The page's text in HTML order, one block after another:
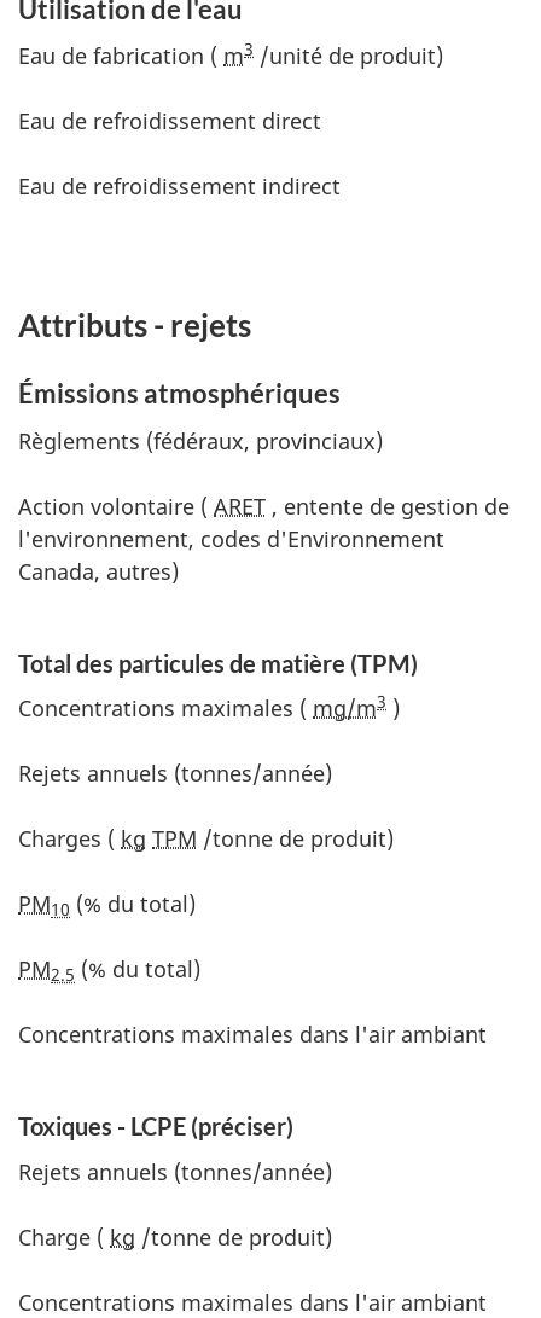
Utilisation de l'eau
Eau de fabrication ( m3 /unité de produit)
Eau de refroidissement direct
Eau de refroidissement indirect
Attributs - rejets
Émissions atmosphériques
Règlements (fédéraux, provinciaux)
Action volontaire ( ARET , entente de gestion de
l'environnement, codes d'Environnement
Canada, autres)
Total des particules de matière (TPM)
Concentrations maximales ( mg/m3 )
Rejets annuels (tonnes/année)
Charges ( kg TPM /tonne de produit)
PM10 (% du total)
PM2.5 (% du total)
Concentrations maximales dans l'air ambiant
Toxiques - LCPE (préciser)
Rejets annuels (tonnes/année)
Charge ( kg /tonne de produit)
Concentrations maximales dans l'air ambiant